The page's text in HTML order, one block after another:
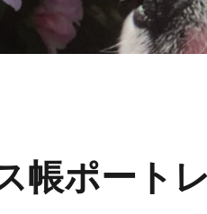
帳ポート